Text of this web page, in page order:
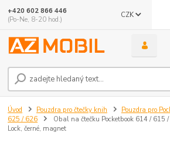
CZK
+420 602 866 446
(Po-Ne, 8-20 hod.)
Úvod Pouzdra pro čtečky knih
Pouzdra pro
625 / 626
Obal na čtečku Pocketbook 614 /
Lock, černé, magnet